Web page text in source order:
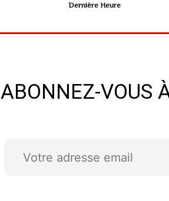
Dernière Heure
ABONNEZ-VOUS